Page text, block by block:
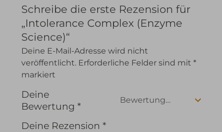
Schreibe die erste Rezension für
„Intolerance Complex (Enzyme
Science)“
Deine E-Mail-Adresse wird nicht
veröffentlicht. Erforderliche Felder sind mit *
markiert
Deine
Bewertung *
Deine Rezension *